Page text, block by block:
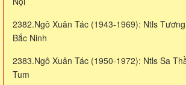
2382.Ngô Xuân Tác (1943-1969): Ntls
Bắc Ninh
2383.Ngô Xuân Tác (1950-1972): Ntls Sa
Tum